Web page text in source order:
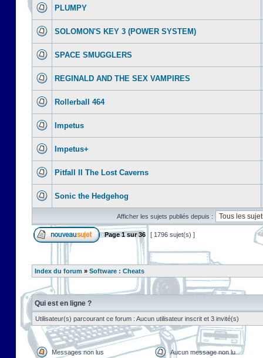
PLUMPY
SOLOMON'S KEY 3 (POWER SYSTEM)
SPACE SMUGGLERS
REGINALD AND THE SEX VAMPIRES
Rollerball 464
Impetus
Impetus+
Pitfall II The Lost Caverns
Sonic the Hedgehog
Afficher les sujets publiés depuis :
Page1sur36 [ 1796 sujet(s) ]
Index du forum » Software : Cheats
Qui est en ligne ?
Utilisateur(s) parcourant ce forum : Aucun utilisateur inscrit et 3 invité(s)
Messages non lus Aucun message non lu